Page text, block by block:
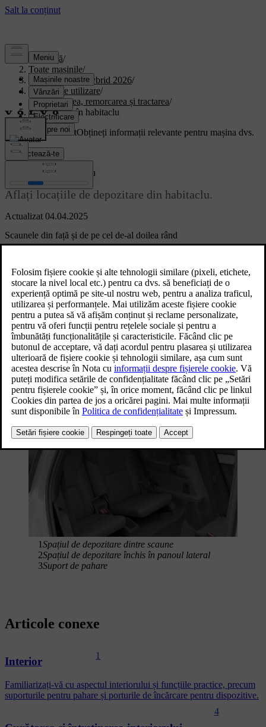
Asistență/
Toate mașinile/
XC90 Plug-in Hybrid 2026/
Manual de utilizare/
Depozitarea, remorcarea și tractarea/
Depozitarea în habitaclu
Suport personalizatObțineți informații relevante pentru mașina dvs.
Conectează-te
Actualizat 04.04.2025
Depozitarea în habitaclu
Aflați locațiile de depozitare din habitaclu.
Scaunele din față și de pe cel de-al doilea rând
4
1
1Compartimente de depozitare din panourile
portierelor
2Buzunarele din spătarele scaunelor față
3Consola tunel
4Torpedoul
2
3
1Spațiul de depozitare dintre scaune
2Spațiul de depozitare închis în panoul lateral
3Suport de pahare
Articole conexe
Interior
Familiarizați-vă cu aspectul interiorului și funcțiile practice, precum
suporturile pentru pahare și porturile de încărcare pentru dispozitive.